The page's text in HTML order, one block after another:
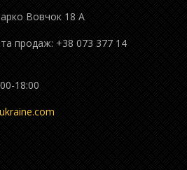
Вовчок 18 А
та продаж: +38 073 377 14
18:00